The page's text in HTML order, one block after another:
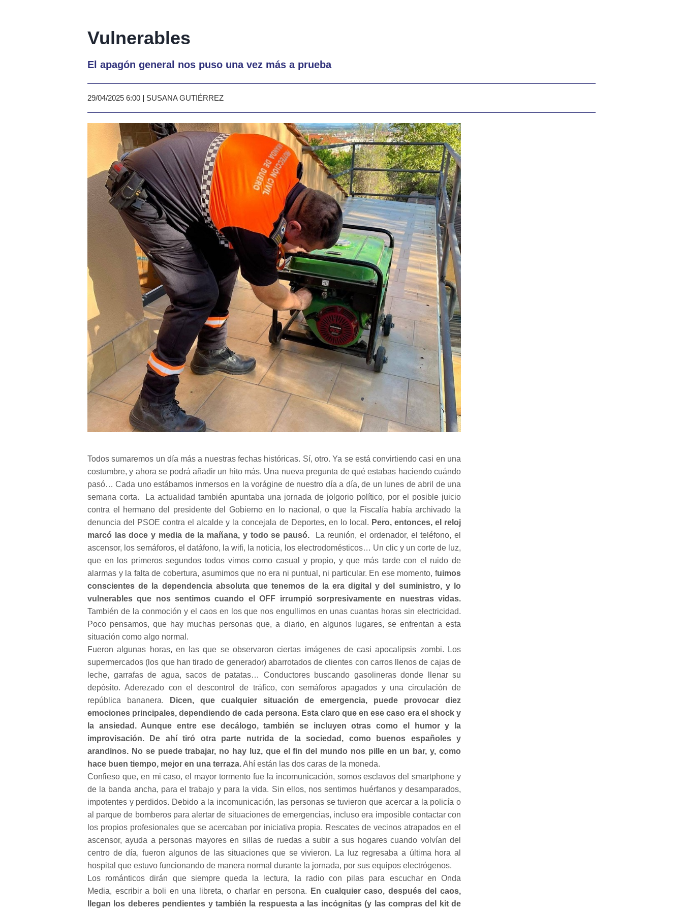
Vulnerables
El apagón general nos puso una vez más a prueba
29/04/2025 6:00 | SUSANA GUTIÉRREZ
Todos sumaremos un día más a nuestras fechas históricas. Sí, otro. Ya se está convirtiendo casi en una
costumbre, y ahora se podrá añadir un hito más. Una nueva pregunta de qué estabas haciendo cuándo
pasó… Cada uno estábamos inmersos en la vorágine de nuestro día a día, de un lunes de abril de una
semana corta. La actualidad también apuntaba una jornada de jolgorio político, por el posible juicio
contra el hermano del presidente del Gobierno en lo nacional, o que la Fiscalía había archivado la
denuncia del PSOE contra el alcalde y la concejala de Deportes, en lo local. Pero, entonces, el reloj
marcó las doce y media de la mañana, y todo se pausó. La reunión, el ordenador, el teléfono, el
ascensor, los semáforos, el datáfono, la wifi, la noticia, los electrodomésticos… Un clic y un corte de luz,
que en los primeros segundos todos vimos como casual y propio, y que más tarde con el ruido de
alarmas y la falta de cobertura, asumimos que no era ni puntual, ni particular. En ese momento, fuimos
conscientes de la dependencia absoluta que tenemos de la era digital y del suministro, y lo
vulnerables que nos sentimos cuando el OFF irrumpió sorpresivamente en nuestras vidas.
También de la conmoción y el caos en los que nos engullimos en unas cuantas horas sin electricidad.
Poco pensamos, que hay muchas personas que, a diario, en algunos lugares, se enfrentan a esta
situación como algo normal.
Fueron algunas horas, en las que se observaron ciertas imágenes de casi apocalipsis zombi. Los
supermercados (los que han tirado de generador) abarrotados de clientes con carros llenos de cajas de
leche, garrafas de agua, sacos de patatas… Conductores buscando gasolineras donde llenar su
depósito. Aderezado con el descontrol de tráfico, con semáforos apagados y una circulación de
república bananera.
Dicen, que cualquier situación de emergencia, puede provocar diez
emociones principales, dependiendo de cada persona. Esta claro que en ese caso era el shock y
la ansiedad. Aunque entre ese decálogo, también se incluyen otras como el humor y la
improvisación. De ahí tiró otra parte nutrida de la sociedad, como buenos españoles y
arandinos. No se puede trabajar, no hay luz, que el fin del mundo nos pille en un bar, y, como
hace buen tiempo, mejor en una terraza.Ahí están las dos caras de la moneda.
Confieso que, en mi caso, el mayor tormento fue la incomunicación, somos esclavos del smartphone y
de la banda ancha, para el trabajo y para la vida. Sin ellos, nos sentimos huérfanos y desamparados,
impotentes y perdidos. Debido a la incomunicación, las personas se tuvieron que acercar a la policía o
al parque de bomberos para alertar de situaciones de emergencias, incluso era imposible contactar con
los propios profesionales que se acercaban por iniciativa propia. Rescates de vecinos atrapados en el
ascensor, ayuda a personas mayores en sillas de ruedas a subir a sus hogares cuando volvían del
centro de día, fueron algunos de las situaciones que se vivieron. La luz regresaba a última hora al
hospital que estuvo funcionando de manera normal durante la jornada, por sus equipos electrógenos.
Los románticos dirán que siempre queda la lectura, la radio con pilas para escuchar en Onda
Media, escribir a boli en una libreta, o charlar en persona. En cualquier caso, después del caos,
llegan los deberes pendientes y también la respuesta a las incógnitas (y las compras del kit de